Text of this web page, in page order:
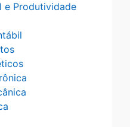
e Produtividade